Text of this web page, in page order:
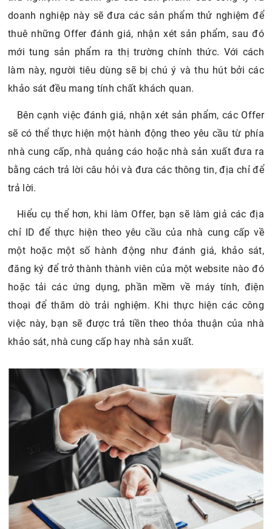
doanh nghiệp này sẽ đưa các sản phẩm thử nghiệm để
thuê những Offer đánh giá, nhận xét sản phẩm, sau đó
mới tung sản phẩm ra thị trường chính thức. Với cách
làm này, người tiêu dùng sẽ bị chú ý và thu hút bởi các
khảo sát đều mang tính chất khách quan.
Bên cạnh việc đánh giá, nhận xét sản phẩm, các Offer
sẽ có thể thực hiện một hành động theo yêu cầu từ phía
nhà cung cấp, nhà quảng cáo hoặc nhà sản xuất đưa ra
bằng cách trả lời câu hỏi và đưa các thông tin, địa chỉ để
trả lời.
Hiểu cụ thể hơn, khi làm Offer, bạn sẽ làm giả các địa
chỉ ID để thực hiện theo yêu cầu của nhà cung cấp về
một hoặc một số hành động như đánh giá, khảo sát,
đăng ký để trở thành thành viên của một website nào đó
hoặc tải các ứng dụng, phần mềm về máy tính, điện
thoại để thăm dò trải nghiệm. Khi thực hiện các công
việc này, bạn sẽ được trả tiền theo thỏa thuận của nhà
khảo sát, nhà cung cấp hay nhà sản xuất.